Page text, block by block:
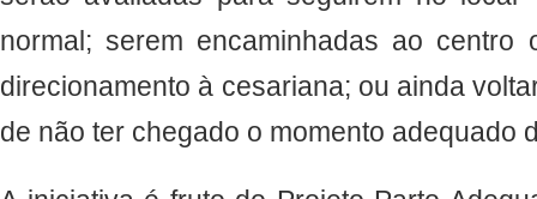
normal; serem encaminhadas ao
direcionamento à cesariana; ou ainda
de não ter chegado o momento adequado